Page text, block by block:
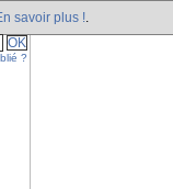
savoir plus !
?